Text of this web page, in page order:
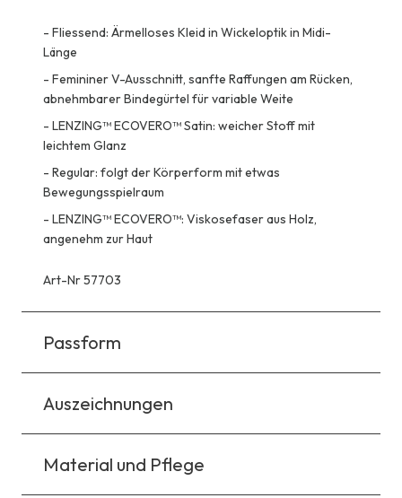
- Fliessend: Ärmelloses Kleid in Wickeloptik in Midi-
Länge
- Femininer V-Ausschnitt, sanfte Raffungen am Rücken,
abnehmbarer Bindegürtel für variable Weite
- LENZING™ ECOVERO™ Satin: weicher Stoff mit
leichtem Glanz
- Regular: folgt der Körperform mit etwas
Bewegungsspielraum
- LENZING™ ECOVERO™: Viskosefaser aus Holz,
angenehm zur Haut
Art-Nr 57703
Passform
Auszeichnungen
Material und Pflege